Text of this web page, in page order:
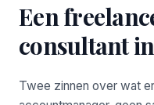
Een
consultant
Twee zinnen over wat